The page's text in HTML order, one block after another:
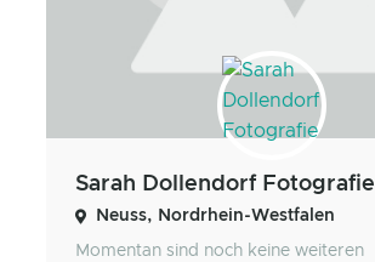
Sarah Dollendorf Fotografie
Neuss, Nordrhein-Westfalen
Momentan sind noch keine weiteren